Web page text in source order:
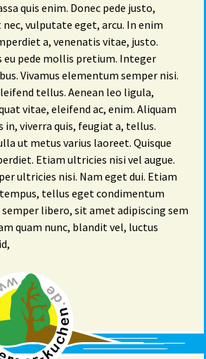
quis enim. Donec pede justo,
vulputate eget, arcu. In enim
a, venenatis vitae, justo.
pede mollis pretium. Integer
Vivamus elementum semper nisi.
tellus. Aenean leo ligula,
vitae, eleifend ac, enim. Aliquam
in, viverra quis, feugiat a, tellus.
ut metus varius laoreet. Quisque
Etiam ultricies nisi vel augue.
ultricies nisi. Nam eget dui. Etiam
tempus, tellus eget condimentum
semper libero, sit amet adipiscing sem
quam nunc, blandit vel, luctus